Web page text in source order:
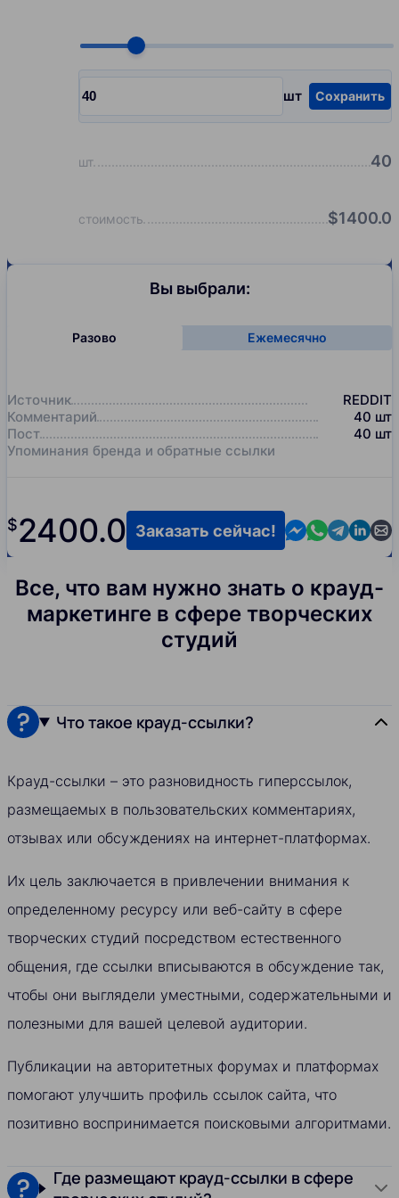
Choose quantity, pcs
шт
Input quantity, pcs Сохранить
шт 40
стоимость $1400.0
Вы выбрали:
Разово Ежемесячно
Источник
REDDIT
Комментарий
40 шт
Пост
40 шт
Упоминания бренда и обратные ссылки
$2400.0 Contact us in
Contact us
Contact
Заказать сейчас!
Все, что вам нужно знать о крауд-
маркетинге в сфере творческих
студий
Что такое крауд-ссылки?
Крауд-ссылки – это разновидность гиперссылок,
размещаемых в пользовательских комментариях,
отзывах или обсуждениях на интернет-платформах.
Их цель заключается в привлечении внимания к
определенному ресурсу или веб-сайту в сфере
творческих студий посредством естественного
общения, где ссылки вписываются в обсуждение так,
чтобы они выглядели уместными, содержательными и
полезными для вашей целевой аудитории.
Публикации на авторитетных форумах и платформах
помогают улучшить профиль ссылок сайта, что
позитивно воспринимается поисковыми алгоритмами.
Где размещают крауд-ссылки в сфере